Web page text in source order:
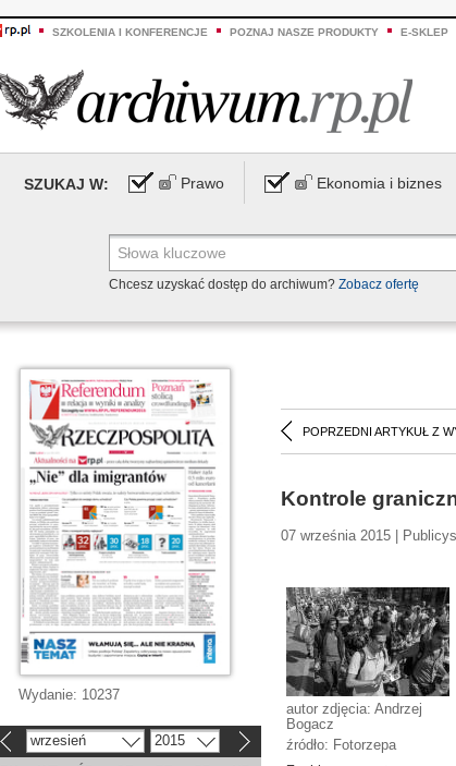
SZKOLENIA I KONFERENCJE POZNAJ NASZE PRODUKTY E-SKLEP
SZUKAJ W: Prawo Ekonomia i biznes
Chcesz uzyskać dostęp do archiwum? Zobacz ofertę
POPRZEDNI ARTYKUŁ Z
Kontrole
07 września 2015 |
autor zdjęcia: Andrzej
Bogacz
źródło: Fotorzepa
Wydanie: 10237
wrzesień 2015